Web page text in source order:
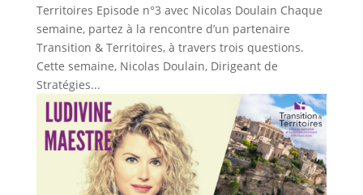
Territoires Episode n°3 avec Nicolas Doulain Chaque
semaine, partez à la rencontre d’un partenaire
Transition & Territoires, à travers trois questions.
Cette semaine, Nicolas Doulain, Dirigeant de
Stratégies...